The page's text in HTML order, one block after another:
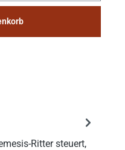
Ritter steuert,